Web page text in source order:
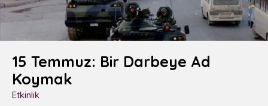
15 Temmuz: Bir Darbeye Ad
Koymak
Etkinlik